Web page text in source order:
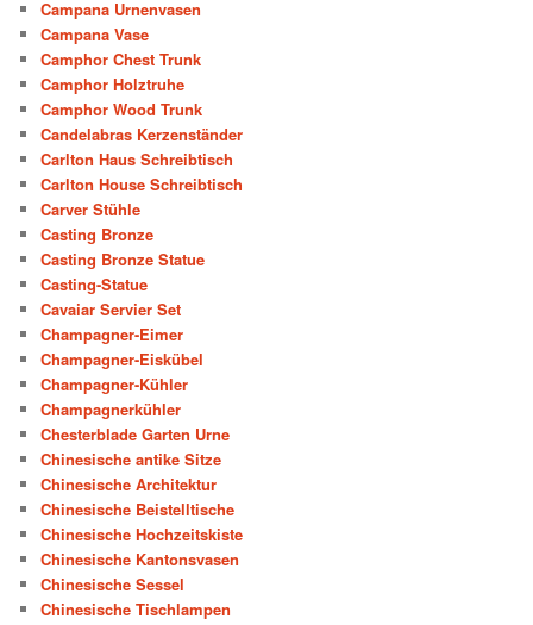
Campana Urnenvasen
Campana Vase
Camphor Chest Trunk
Camphor Holztruhe
Camphor Wood Trunk
Candelabras Kerzenständer
Carlton Haus Schreibtisch
Carlton House Schreibtisch
Carver Stühle
Casting Bronze
Casting Bronze Statue
Casting-Statue
Cavaiar Servier Set
Champagner-Eimer
Champagner-Eiskübel
Champagner-Kühler
Champagnerkühler
Chesterblade Garten Urne
Chinesische antike Sitze
Chinesische Architektur
Chinesische Beistelltische
Chinesische Hochzeitskiste
Chinesische Kantonsvasen
Chinesische Sessel
Chinesische Tischlampen